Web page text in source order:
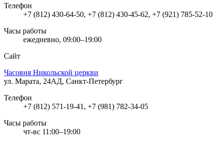
Телефон
+7 (812) 430-64-50, +7 (812) 430-45-62, +7 (921) 785-52-10
Часы работы
ежедневно, 09:00–19:00
Сайт
Часовня Никольской церкви
ул. Марата, 24АД, Санкт-Петербург
Телефон
+7 (812) 571-19-41, +7 (981) 782-34-05
Часы работы
чт-вс 11:00–19:00